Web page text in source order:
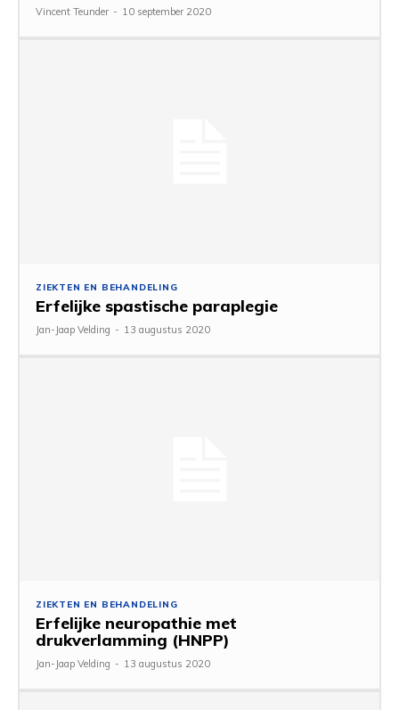
Vincent Teunder - 10 september 2020
ZIEKTEN EN BEHANDELING
Erfelijke spastische paraplegie
Jan-Jaap Velding - 13 augustus 2020
ZIEKTEN EN BEHANDELING
Erfelijke neuropathie met
drukverlamming (HNPP)
Jan-Jaap Velding - 13 augustus 2020